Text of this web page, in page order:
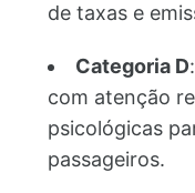
de taxas e
Categoria D
com atenção
psicológicas
passageiros.